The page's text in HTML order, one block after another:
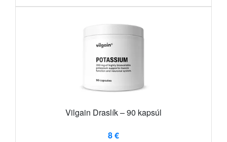
Vilgain Draslík – 90 kapsúl
8 €